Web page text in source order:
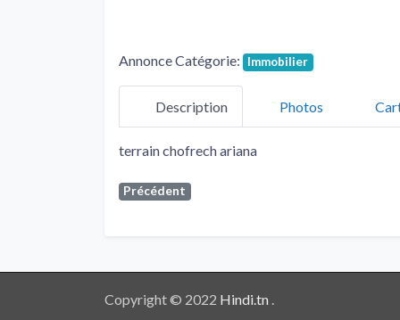
Annonce Catégorie: Immobilier
Description Photos
terrain chofrech ariana
Précédent
Copyright © 2022 Hindi.tn .